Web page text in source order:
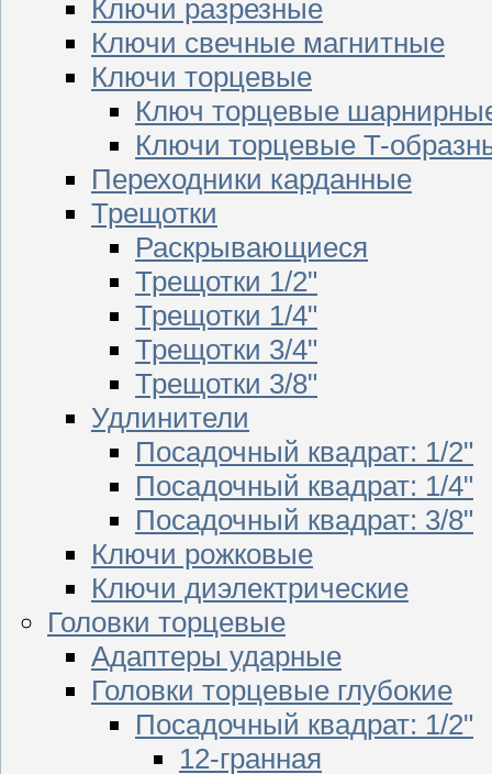
Ключи разрезные
Ключи свечные магнитные
Ключи торцевые
Ключ торцевые
Ключи торцевые T-
Переходники карданные
Трещотки
Раскрывающиеся
Трещотки 1/2"
Трещотки 1/4"
Трещотки 3/4"
Трещотки 3/8"
Удлинители
Посадочный квадрат: 1/2"
Посадочный квадрат: 1/4"
Посадочный квадрат: 3/8"
Ключи рожковые
Ключи диэлектрические
Головки торцевые
Адаптеры ударные
Головки торцевые глубокие
Посадочный квадрат: 1/2"
12-гранная